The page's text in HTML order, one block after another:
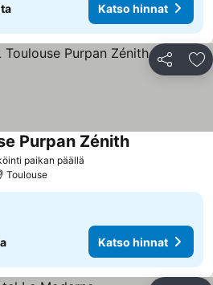
Katso hinnat
Jaa
paikan päällä
Purpan Zénith
Toulouse
Katso hinnat